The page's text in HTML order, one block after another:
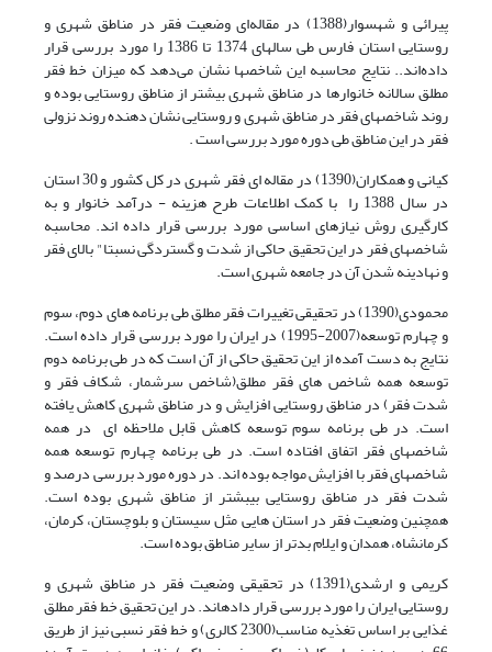
پیرائی و شهسوار(1388) در مقاله‌ای وضعیت فقر در مناطق شهری و
روستایی استان فارس طی سالهای 1374 تا 1386 را مورد بررسی قرار
داده‌اند.. نتایج محاسبه این شاخصها نشان می‌دهد که میزان خط فقر
مطلق سالانه خانوارها در مناطق شهری بیشتر از مناطق روستایی بوده و
روند شاخصهای فقر در مناطق شهری و روستایی نشان دهنده روند نزولی
فقر در این مناطق طی دوره مورد بررسی است .
کیانی و همکاران(1390) در مقاله ای فقر شهری در کل کشور و 30 استان
در سال 1388 را با کمک اطلاعات طرح هزینه - درآمد خانوار و به
کارگیری روش نیازهای اساسی مورد بررسی قرار داده اند. محاسبه
شاخصهای فقر در این تحقیق حاکی از شدت و گستردگی نسبتا" بالای فقر
و نهادینه شدن آن در جامعه شهری است.
محمودی(1390) در تحقیقی تغییرات فقر مطلق طی برنامه های دوم، سوم
و چهارم توسعه(2007-1995) در ایران را مورد بررسی قرار داده است.
نتایج به دست آمده از این تحقیق حاکی از آن است که در طی برنامه دوم
توسعه همه شاخص های فقر مطلق(شاخص سرشمار، شکاف فقر و
شدت فقر) در مناطق روستایی افزایش و در مناطق شهری کاهش یافته
است. در طی برنامه سوم توسعه کاهش قابل ملاحظه ای در همه
شاخصهای فقر اتفاق افتاده است. در طی برنامه چهارم توسعه همه
شاخصهای فقر با افزایش مواجه بوده اند. در دوره مورد بررسی درصد و
شدت فقر در مناطق روستایی بیبشتر از مناطق شهری بوده است.
همچنین وضعیت فقر در استان هایی مثل سیستان و بلوچستان، کرمان،
کرمانشاه، همدان و ایلام بدتر از سایر مناطق بوده است.
کریمی و ارشدی(1391) در تحقیقی وضعیت فقر در مناطق شهری و
روستایی ایران را مورد بررسی قرار داده­اند. در این تحقیق خط فقر مطلق
غذایی بر اساس تغذیه مناسب(2300 کالری) و خط فقر نسبی نیز از طریق